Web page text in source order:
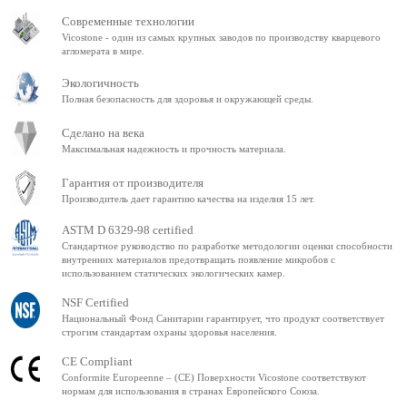
Современные технологии
Vicostone - один из самых крупных заводов по производству кварцевого
агломерата в мире.
Экологичность
Полная безопасность для здоровья и окружающей среды.
Сделано на века
Максимальная надежность и прочность материала.
Гарантия от производителя
Производитель дает гарантию качества на изделия 15 лет.
ASTM D 6329-98 certified
Стандартное руководство по разработке методологии оценки способности
внутренних материалов предотвращать появление микробов с
использованием статических экологических камер.
NSF Certified
Национальный Фонд Санитарии гарантирует, что продукт соответствует
строгим стандартам охраны здоровья населения.
CE Compliant
Conformite Europeenne – (CE) Поверхности Vicostone соответствуют
нормам для использования в странах Европейского Союза.